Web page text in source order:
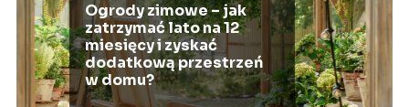
Ogrody zimowe – jak
zatrzymać lato na 12
miesięcy i zyskać
dodatkową przestrzeń
w domu?